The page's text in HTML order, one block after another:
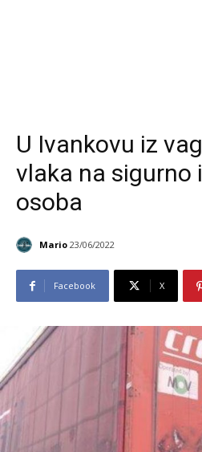
U Ivankovu iz
vlaka na sigurno
osoba
Mario 23/06/2022
Facebook X